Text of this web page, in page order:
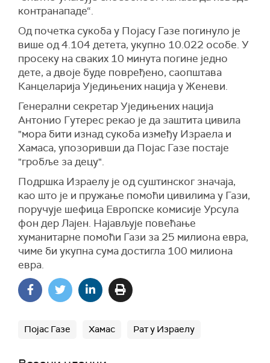
прекид ватре и послала хуманитарну помоћ за
Газу.
(Ројтерс)
после рата, одговара: "Мислим да ће Израел
на неодређено време имати потпуну
безбедносну одговорност, јер смо видели шта
се дешава када то немамо", рекао је Нетанјаху.
контранападе“.
Од почетка сукоба у Појасу Газе погинуло је
више од 4.104 детета, укупно 10.022 особе. У
просеку на сваких 10 минута погине једно
дете, а двоје буде повређено, саопштава
Канцеларија Уједињених нација у Женеви.
Генерални секретар Уједињених нација
Антонио Гутерес рекао је да заштита цивила
"мора бити изнад сукоба између Израела и
Хамаса, упозоривши да Појас Газе постаје
"гробље за децу".
Подршка Израелу је од суштинског значаја,
као што је и пружање помоћи цивилима у Гази,
поручује шефица Европске комисије Урсула
фон дер Лајен. Најављује повећање
хуманитарне помоћи Гази за 25 милиона евра,
чиме би укупна сума достигла 100 милиона
евра.
Појас Газе Хамас Рат у Израелу